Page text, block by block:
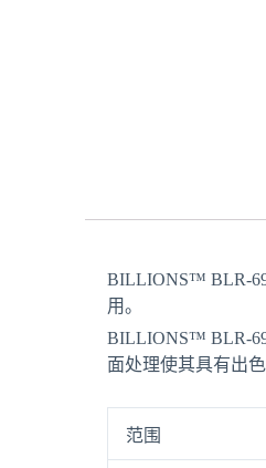
BILLIONS™ BLR-
用。
BILLIONS™ BLR-
面处理使其具有出
范围